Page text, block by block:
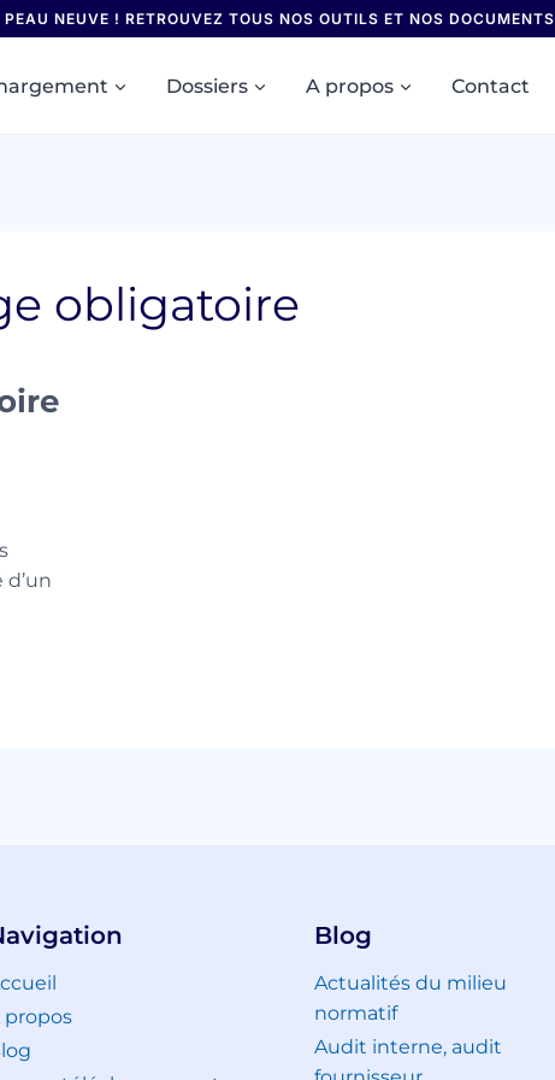
NEUVE ! RETROUVEZ TOUS NOS OUTILS ET NOS DOCUMENTS
Dossiers A propos Contact
obligatoire
propos
Blog
Actualités du milieu
normatif
Audit interne, audit